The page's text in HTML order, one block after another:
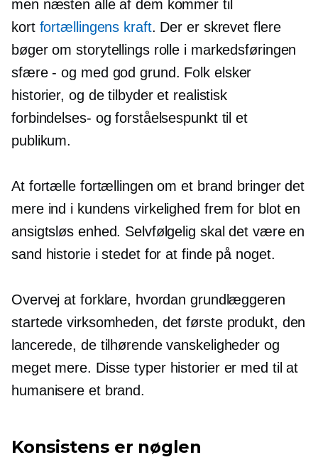
men næsten alle af dem kommer til
kort fortællingens kraft. Der er skrevet flere
bøger om storytellings rolle i markedsføringen
sfære - og med god grund. Folk elsker
historier, og de tilbyder et realistisk
forbindelses- og forståelsespunkt til et
publikum.
At fortælle fortællingen om et brand bringer det
mere ind i kundens virkelighed frem for blot en
ansigtsløs enhed. Selvfølgelig skal det være en
sand historie i stedet for at finde på noget.
Overvej at forklare, hvordan grundlæggeren
startede virksomheden, det første produkt, den
lancerede, de tilhørende vanskeligheder og
meget mere. Disse typer historier er med til at
humanisere et brand.
Konsistens er nøglen